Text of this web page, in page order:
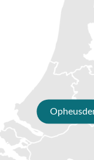
Om de levensduur
om een parasolhoes
Heeft u nog vragen
zweefparasol
Duiven of
de juiste keuze voor